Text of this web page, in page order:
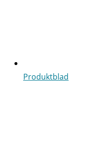
Produktblad